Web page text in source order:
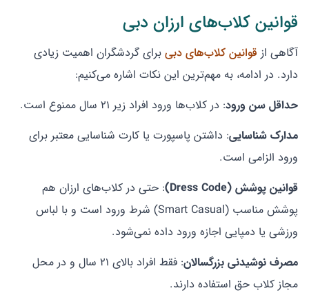
قوانین کلاب‌های ارزان دبی
آگاهی از قوانین کلاب‌های دبی برای گردشگران اهمیت زیادی
دارد. در ادامه، به مهم‌ترین این نکات اشاره می‌کنیم:
حداقل سن ورود: در کلاب‌ها ورود افراد زیر ۲۱ سال ممنوع است.
مدارک شناسایی: داشتن پاسپورت یا کارت شناسایی معتبر برای
ورود الزامی است.
قوانین پوشش (Dress Code)
: حتی در کلاب‌های ارزان هم
پوشش مناسب (Smart Casual) شرط ورود است و با لباس
ورزشی یا دمپایی اجازه ورود داده نمی‌شود.
مصرف نوشیدنی بزرگسالان
: فقط افراد بالای ۲۱ سال و در محل
مجاز کلاب حق استفاده دارند.